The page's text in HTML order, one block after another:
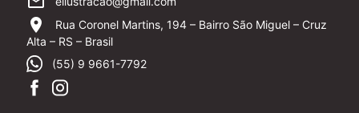
location_on
Rua Coronel Martins, 194 – Bairro São Miguel – Cruz
Alta – RS – Brasil
(55) 9 9661-7792